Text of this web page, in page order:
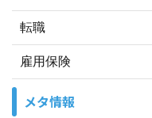
転職
雇用保険
メタ情報